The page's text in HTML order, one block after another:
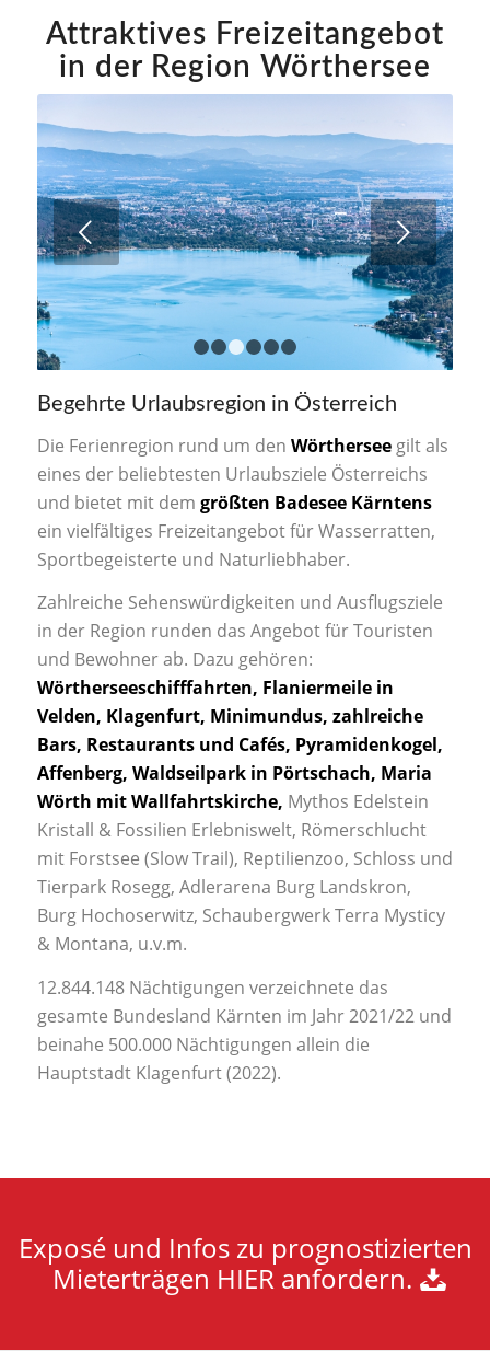
Attraktives Freizeitangebot
in der Region Wörthersee
Weiter
Begehrte Urlaubsregion in Österreich
Die Ferienregion rund um den Wörtherseegilt als
eines der beliebtesten Urlaubsziele Österreichs
und bietet mit dem größten Badesee Kärntens
ein vielfältiges Freizeitangebot für Wasserratten,
Sportbegeisterte und Naturliebhaber.
Zahlreiche Sehenswürdigkeiten und Ausflugsziele
in der Region runden das Angebot für Touristen
und Bewohner ab. Dazu gehören:
Wörtherseeschifffahrten, Flaniermeile in
Velden, Klagenfurt, Minimundus, zahlreiche
Bars, Restaurants und Cafés, Pyramidenkogel,
Affenberg, Waldseilpark in Pörtschach, Maria
Wörth mit Wallfahrtskirche, Mythos Edelstein
Kristall & Fossilien Erlebniswelt, Römerschlucht
mit Forstsee (Slow Trail), Reptilienzoo, Schloss und
Tierpark Rosegg, Adlerarena Burg Landskron,
Burg Hochoserwitz, Schaubergwerk Terra Mysticy
& Montana, u.v.m.
12.844.148 Nächtigungen verzeichnete das
gesamte Bundesland Kärnten im Jahr 2021/22 und
beinahe 500.000 Nächtigungen allein die
Hauptstadt Klagenfurt (2022).
Exposé und Infos zu prognostizierten
Mieterträgen HIER anfordern.